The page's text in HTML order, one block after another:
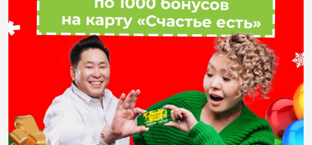
Версия для слабовидящих
8 (3012) 411-099
Телефон доверия